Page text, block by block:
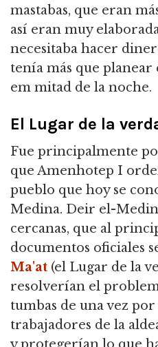
mastabas, que eran
así eran muy
necesitaba hacer
tenía más que
em mitad de la noche.
El Lugar de la
Fue principalmente
que Amenhotep I
pueblo que hoy se
Medina. Deir el-
cercanas, que al
documentos oficiales
Ma'at (el Lugar de la
resolverían el
tumbas de una vez por
trabajadores de la